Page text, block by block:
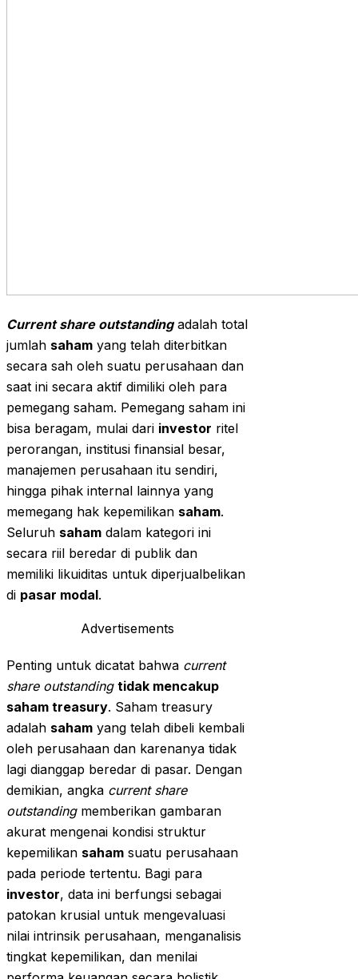
Current share outstandingadalah total
jumlah saham yang telah diterbitkan
secara sah oleh suatu perusahaan dan
saat ini secara aktif dimiliki oleh para
pemegang saham. Pemegang saham ini
bisa beragam, mulai dari investor ritel
perorangan, institusi finansial besar,
manajemen perusahaan itu sendiri,
hingga pihak internal lainnya yang
memegang hak kepemilikan saham.
Seluruh saham dalam kategori ini
secara riil beredar di publik dan
memiliki likuiditas untuk diperjualbelikan
di pasar modal.
Advertisements
Penting untuk dicatat bahwa current
share outstanding tidak mencakup
saham treasury. Saham treasury
adalah saham yang telah dibeli kembali
oleh perusahaan dan karenanya tidak
lagi dianggap beredar di pasar. Dengan
demikian, angka current share
outstandingmemberikan gambaran
akurat mengenai kondisi struktur
kepemilikan saham suatu perusahaan
pada periode tertentu. Bagi para
investor, data ini berfungsi sebagai
patokan krusial untuk mengevaluasi
nilai intrinsik perusahaan, menganalisis
tingkat kepemilikan, dan menilai